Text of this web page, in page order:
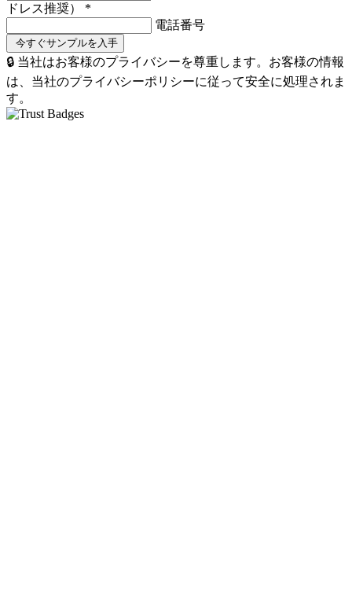
ドレス推奨） *
電話番号
🔒 当社はお客様のプライバシーを尊重します。お客様の情報
は、当社のプライバシーポリシーに従って安全に処理されま
す。